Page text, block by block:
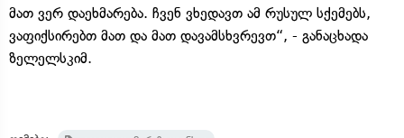
მათ ვერ დაეხმარება. ჩვენ ვხედავთ ამ რუსულ სქემებს,
ვაფიქსირებთ მათ და მათ დავამსხვრევთ“, - განაცხადა
ზელელსკიმ.